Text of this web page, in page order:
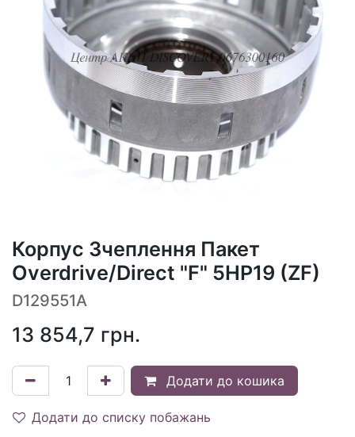
Корпус Зчеплення Пакет
Overdrive/Direct "F" 5HP19 (ZF)
D129551A
13 854,7 грн.
Додати до кошика
Додати до списку побажань